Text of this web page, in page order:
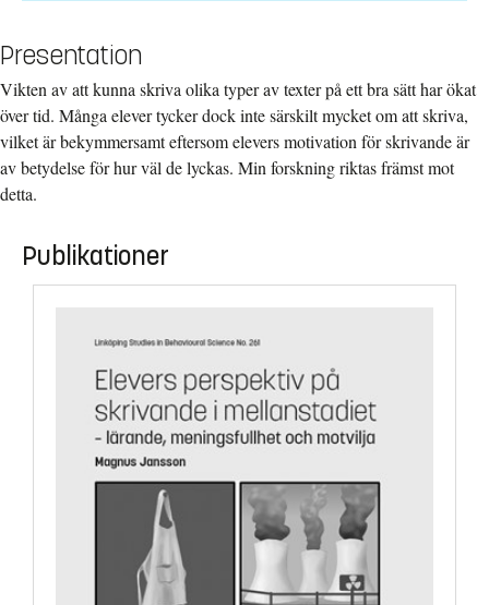
Presentation
Vikten av att kunna skriva olika typer av texter på ett bra sätt har ökat
över tid. Många elever tycker dock inte särskilt mycket om att skriva,
vilket är bekymmersamt eftersom elevers motivation för skrivande är
av betydelse för hur väl de lyckas. Min forskning riktas främst mot
detta.
Publikationer